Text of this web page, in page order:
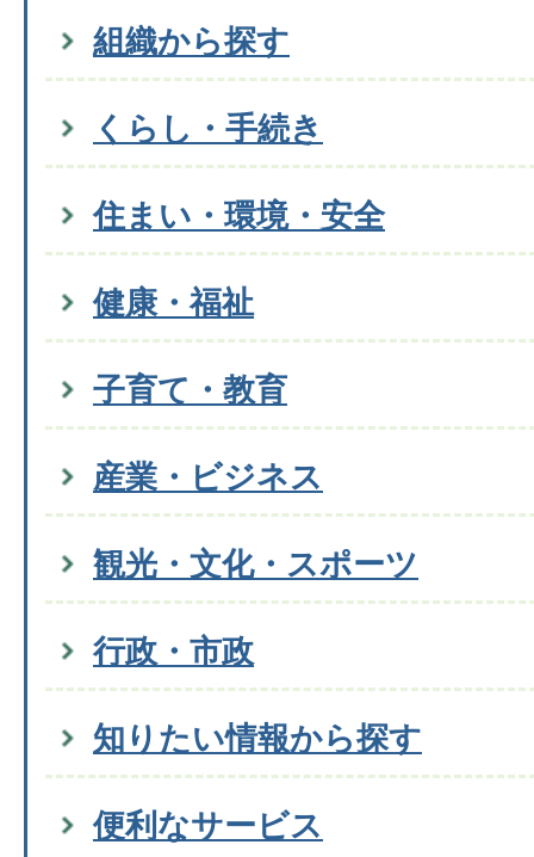
組織から探す
くらし・手続き
住まい・環境・安全
健康・福祉
子育て・教育
産業・ビジネス
観光・文化・スポーツ
行政・市政
知りたい情報から探す
便利なサービス